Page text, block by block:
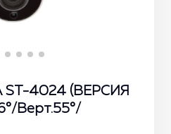
4024 (ВЕРСИЯ
Верт.55°/